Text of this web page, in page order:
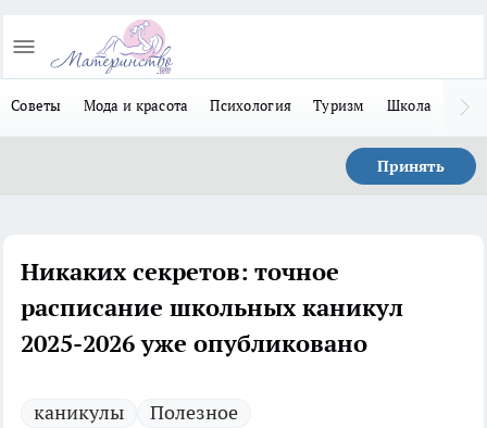
Советы Мода и красота Психология Туризм Школа
Принять
Никаких секретов: точное
расписание школьных каникул
2025-2026 уже опубликовано
каникулы Полезное